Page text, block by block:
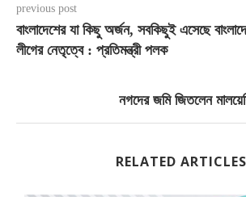
previous post
বাংলাদেশের যা কিছু অর্জন, সবকিছুই এসেছে
লীগের নেতৃত্বে : প্রতিমন্ত্রী পলক
নগদের জমি জিতলেন
RELATED ARTICLES